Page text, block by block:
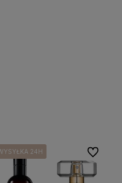
24H
24H
24H Do